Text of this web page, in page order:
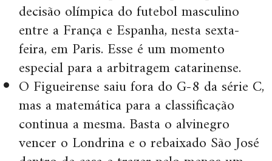
decisão olímpica do futebol masculino
entre a França e Espanha, nesta sexta-
feira, em Paris. Esse é um momento
especial para a arbitragem catarinense.
O Figueirense saiu fora do G-8 da série C,
mas a matemática para a classificação
continua a mesma. Basta o alvinegro
vencer o Londrina e o rebaixado São José